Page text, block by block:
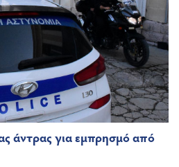
άντρας για εμπρησμό από